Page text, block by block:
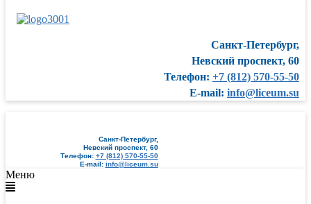
Санкт-Петербург,
Невский проспект, 60
Телефон: +7 (812) 570-55-50
E-mail: info@liceum.su
Санкт-Петербург,
Невский проспект, 60
Телефон: +7 (812) 570-55-50
E-mail: info@liceum.su
Меню